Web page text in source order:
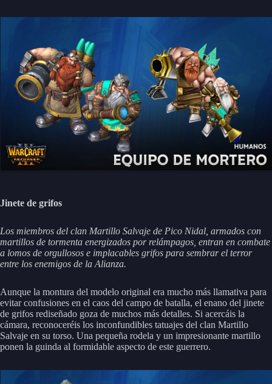
Jinete de grifos
Los miembros del clan Martillo Salvaje de Pico Nidal, armados con
martillos de tormenta energizados por relámpagos, entran en combate
a lomos de orgullosos e implacables grifos para sembrar el terror
entre los enemigos de la Alianza.
Aunque la montura del modelo original era mucho más llamativa para
evitar confusiones en el caos del campo de batalla, el enano del jinete
de grifos rediseñado goza de muchos más detalles. Si acercáis la
cámara, reconoceréis los inconfundibles tatuajes del clan Martillo
Salvaje en su torso. Una pequeña rodela y un impresionante martillo
ponen la guinda al formidable aspecto de este guerrero.